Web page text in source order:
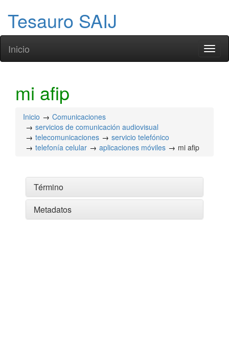
Tesauro SAIJ
Inicio
mi afip
Inicio
Comunicaciones
servicios de comunicación audiovisual
telecomunicaciones
servicio telefónico
telefonía celular
aplicaciones móviles mi afip
Término
Metadatos